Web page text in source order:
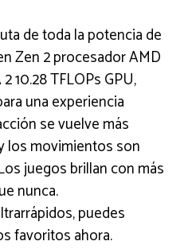
de toda la potencia de
Zen 2 procesador AMD
10.28 TFLOPs GPU,
una experiencia
se vuelve más
los movimientos son
juegos brillan con más
nunca.
puedes
favoritos ahora.